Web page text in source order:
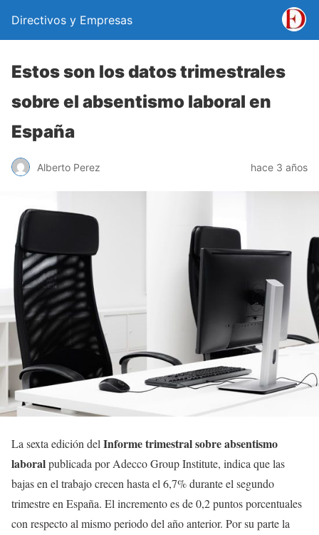
Directivos y Empresas
Estos son los datos trimestrales
sobre el absentismo laboral en
España
Alberto Perez hace 3 años
La sexta edición del Informe trimestral sobre absentismo
laboralpublicada por Adecco Group Institute, indica que las
bajas en el trabajo crecen hasta el 6,7% durante el segundo
trimestre en España. El incremento es de 0,2 puntos porcentuales
con respecto al mismo periodo del año anterior. Por su parte la